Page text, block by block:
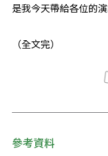
是我今天帶給各位的演
（全文完）
參考資料